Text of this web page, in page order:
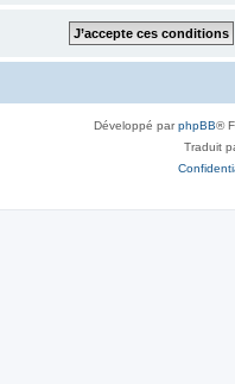
Développé parphpBB®
Traduit